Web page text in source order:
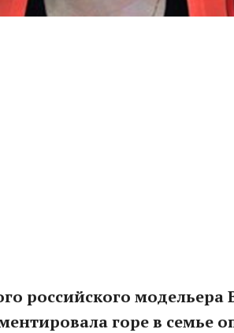
российского
горе в семье